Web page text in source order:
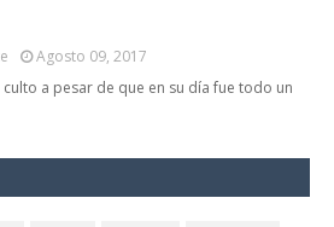
Agosto 09, 2017
a pesar de que en su día fue todo un